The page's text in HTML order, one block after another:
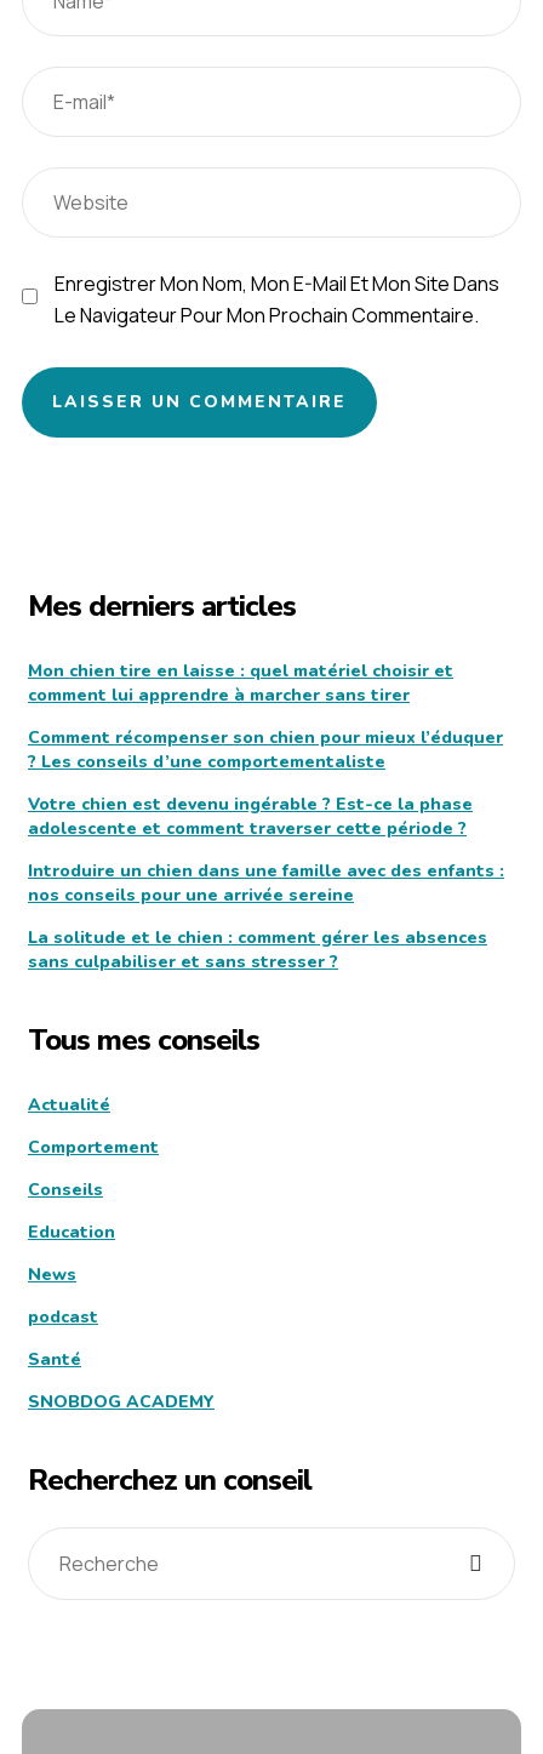
Enregistrer Mon Nom, Mon E-Mail Et Mon Site Dans
Le Navigateur Pour Mon Prochain Commentaire.
Mes derniers articles
Mon chien tire en laisse : quel matériel choisir et
comment lui apprendre à marcher sans tirer
Comment récompenser son chien pour mieux l’éduquer
? Les conseils d’une comportementaliste
Votre chien est devenu ingérable ? Est-ce la phase
adolescente et comment traverser cette période ?
Introduire un chien dans une famille avec des enfants :
nos conseils pour une arrivée sereine
La solitude et le chien : comment gérer les absences
sans culpabiliser et sans stresser ?
Tous mes conseils
Actualité
Comportement
Conseils
Education
News
podcast
Santé
SNOBDOG ACADEMY
Recherchez un conseil